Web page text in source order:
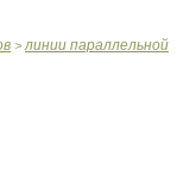
> линии параллельной